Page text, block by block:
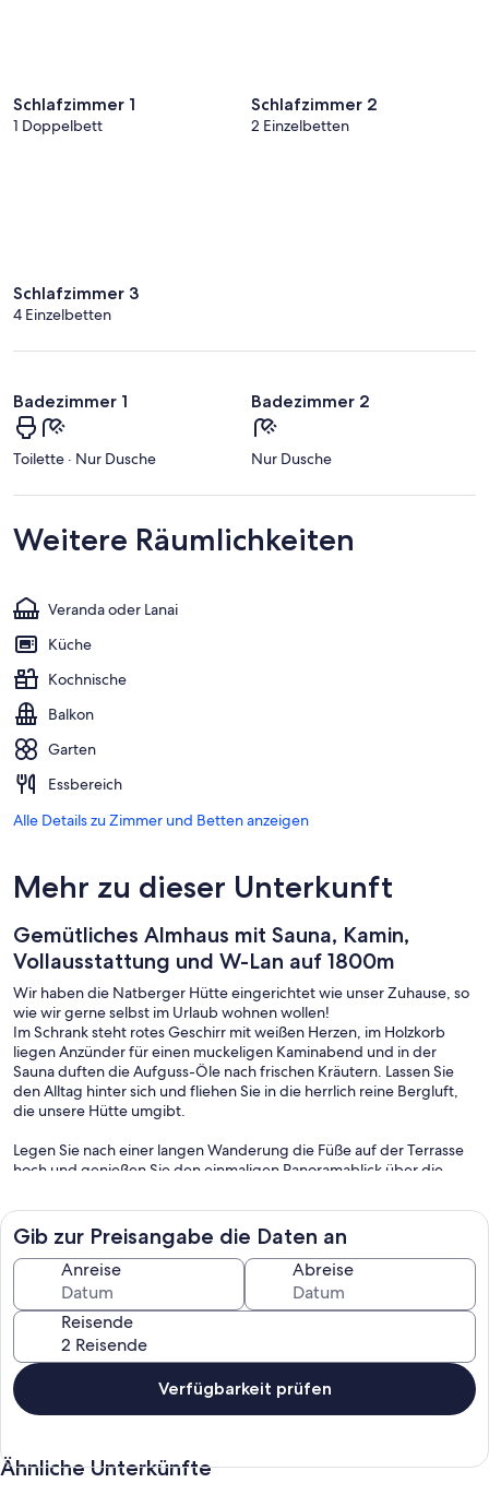
Schlafzimmer 1
1 Doppelbett
Schlafzimmer 2
2 Einzelbetten
Schlafzimmer 3
4 Einzelbetten
Badezimmer 1
Toilette · Nur Dusche
Badezimmer 2
Nur Dusche
Weitere Räumlichkeiten
Veranda oder Lanai
Küche
Kochnische
Balkon
Garten
Essbereich
Alle Details zu Zimmer und Betten anzeigen
Mehr zu dieser Unterkunft
Gemütliches Almhaus mit Sauna, Kamin,
Vollausstattung und W-Lan auf 1800m
Wir haben die Natberger Hütte eingerichtet wie unser Zuhause, so
wie wir gerne selbst im Urlaub wohnen wollen!
Im Schrank steht rotes Geschirr mit weißen Herzen, im Holzkorb
liegen Anzünder für einen muckeligen Kaminabend und in der
Sauna duften die Aufguss-Öle nach frischen Kräutern. Lassen Sie
den Alltag hinter sich und fliehen Sie in die herrlich reine Bergluft,
die unsere Hütte umgibt.
Legen Sie nach einer langen Wanderung die Füße auf der Terrasse
hoch und genießen Sie den einmaligen Panoramablick über die
umliegenden Ressorts mit einer deftigen Jause oder bereiten Sie
etwas Leckeres in unserer vollausgestatteten Küche zu.
Auf den 125 m² Wohnfläche ist Platz für acht Personen in drei
Schlafzimmern. Der großzügige Wohnbereich mit der Sitzecke
bietet Raum für gesellige Abende oder ruhige Stunden auf der
Couch vor dem Kaminofen. Auf der großen Holzterrasse können Sie
beim Frühstück wunderbar in den Tag starten. Am Abend bietet
sich der Holzkohlegrill für ein üppiges BBQ an. Und mit etwas Glück
erspähen sie in der Nacht ein paar Sternschnuppen am kristallklaren
Himmel.
Winter und Frühjahr bieten die umliegenden Skigebiete ideale
Gib zur Preisangabe die Daten an
Anreise Abreise
Reisende
Verfügbarkeit prüfen
Ähnliche Unterkünfte